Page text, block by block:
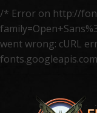
/* Error on http://
went wrong: cURL